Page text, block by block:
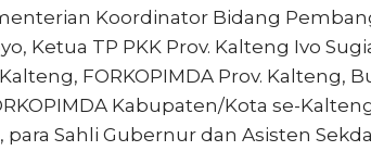
Koordinator Bidang
Ketua TP PKK Prov. Kalteng Ivo
FORKOPIMDA Prov. Kalteng,
Kabupaten/Kota se-
para Sahli Gubernur dan Asisten